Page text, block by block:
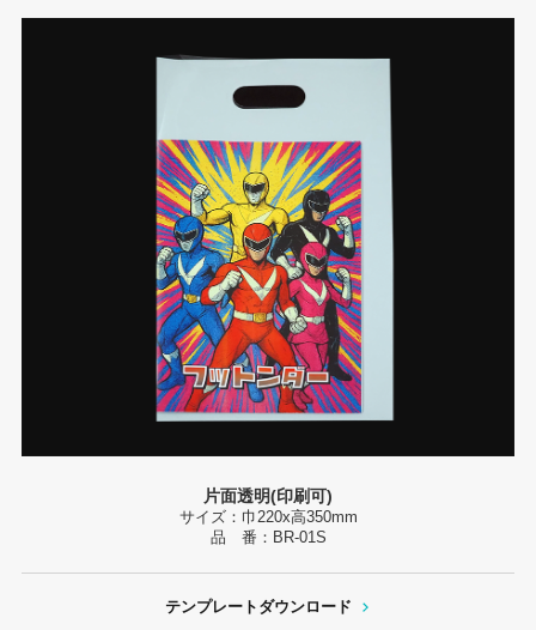
片面透明(印刷可)
サイズ：巾220x高350mm
品 番：BR-01S
テンプレートダウンロード